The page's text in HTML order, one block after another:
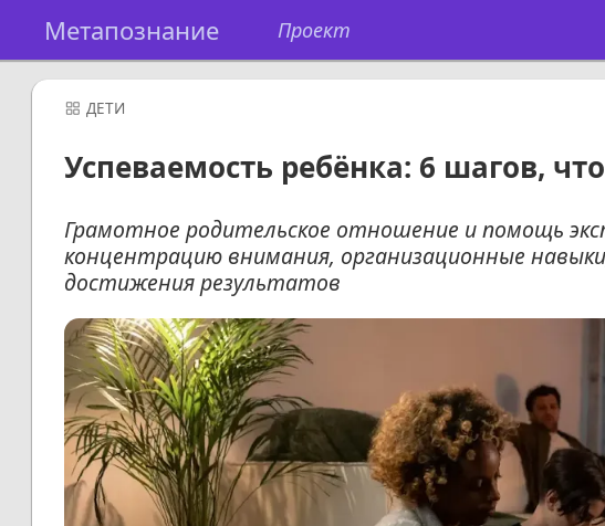
Метапознание Проект
ДЕТИ
Успеваемость ребёнка: 6 шагов,
Грамотное родительское отношение и помощь
концентрацию внимания, организационные навыки,
достижения результатов